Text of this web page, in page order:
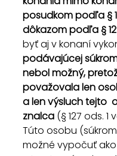
posudkom podľa §
dôkazom podľa §
byť aj v konaní
podávajúcej
nebol možný,
považovala len
a len výsluch tejto
znalca (§ 127 ods. 1
Túto osobu
možné vypočuť